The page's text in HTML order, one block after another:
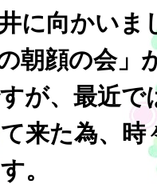
に向かいま
朝顔の会」
が、最近で
来た為、時
。